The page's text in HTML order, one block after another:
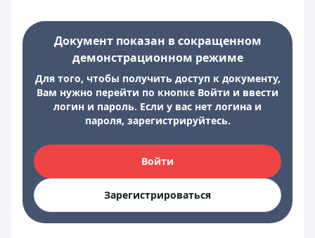
Документ показан в сокращенном
демонстрационном режиме
Для того, чтобы получить доступ к документу,
Вам нужно перейти по кнопке Войти и ввести
логин и пароль. Если у вас нет логина и
пароля, зарегистрируйтесь.
Войти
Зарегистрироваться